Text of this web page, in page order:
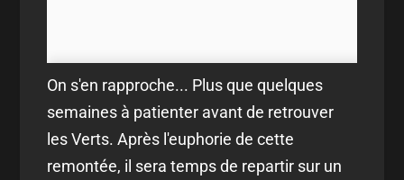
On s'en rapproche... Plus que quelques
semaines à patienter avant de retrouver
les Verts. Après l'euphorie de cette
remontée, il sera temps de repartir sur un